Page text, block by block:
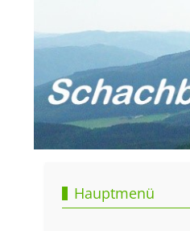
Hauptmenü